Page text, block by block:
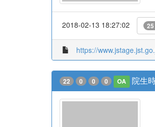
2018-02-13 18:27:02
https://
院